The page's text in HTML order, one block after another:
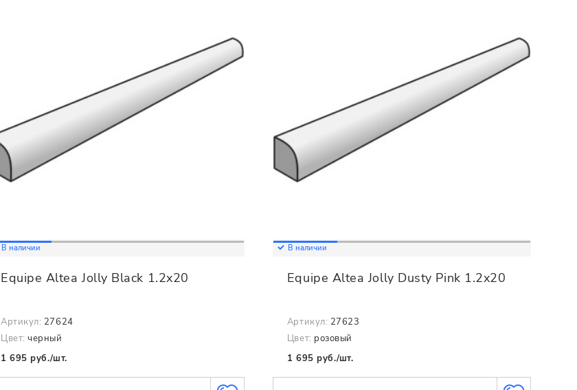
В наличии
Equipe Altea Jolly Black 1.2x20
Артикул: 27624
Цвет: черный
1 695 руб./шт.
В наличии
Equipe Altea Jolly Dusty Pink 1.2x20
Артикул: 27623
Цвет: розовый
1 695 руб./шт.